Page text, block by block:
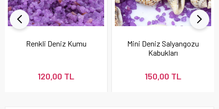
Renkli Deniz Kumu
120,00 TL
Mini Deniz Salyangozu
Kabukları
150,00 TL